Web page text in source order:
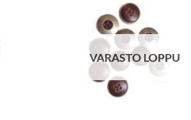
VARASTO LOPPU